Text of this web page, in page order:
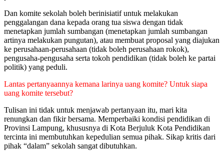
Dan komite sekolah boleh berinisiatif untuk melakukan
penggalangan dana kepada orang tua siswa dengan tidak
menetapkan jumlah sumbangan (menetapkan jumlah sumbangan
artinya melakukan pungutan), atau membuat proposal yang diajukan
ke perusahaan-perusahaan (tidak boleh perusahaan rokok),
pengusaha-pengusaha serta tokoh pendidikan (tidak boleh ke partai
politik) yang peduli.
Lantas pertanyaannya kemana larinya uang komite? Untuk siapa
uang komite tersebut?
Tulisan ini tidak untuk menjawab pertanyaan itu, mari kita
renungkan dan fikir bersama. Memperbaiki kondisi pendidikan di
Provinsi Lampung, khususnya di Kota Berjuluk Kota Pendidikan
tercinta ini membutuhkan kepedulian semua pihak. Sikap kritis dari
pihak “dalam” sekolah sangat dibutuhkan.